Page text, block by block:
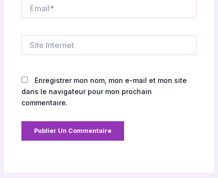
Internet
Enregistrer mon nom, mon e-mail et mon site
dans le navigateur pour mon prochain
commentaire.